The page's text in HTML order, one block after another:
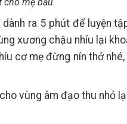
ra 5 phút để luyện
xương chậu nhíu lại
cơ mẹ đừng nín thở
vùng âm đạo thu nhỏ